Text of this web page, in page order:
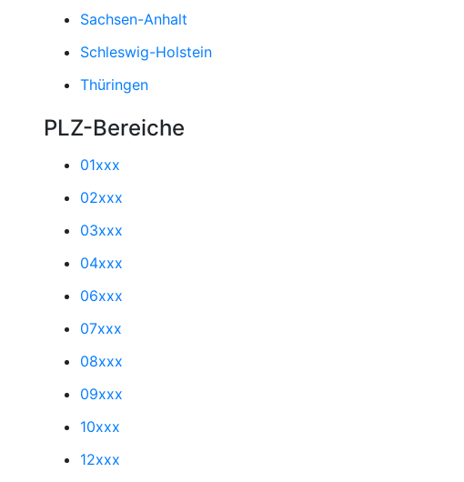
Sachsen-Anhalt
Schleswig-Holstein
Thüringen
PLZ-Bereiche
01xxx
02xxx
03xxx
04xxx
06xxx
07xxx
08xxx
09xxx
10xxx
12xxx